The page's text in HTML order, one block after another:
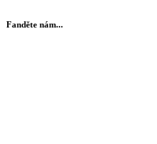
Fanděte nám...